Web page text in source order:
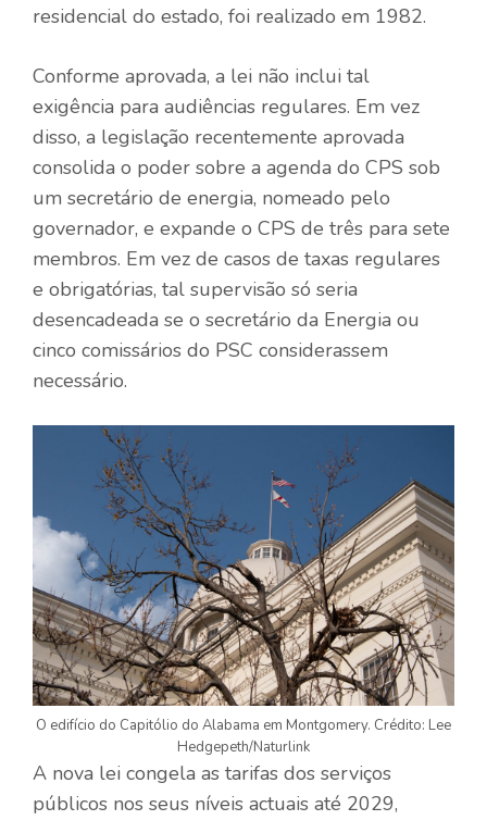
residencial do estado, foi realizado em 1982.
Conforme aprovada, a lei não inclui tal
exigência para audiências regulares. Em vez
disso, a legislação recentemente aprovada
consolida o poder sobre a agenda do CPS sob
um secretário de energia, nomeado pelo
governador, e expande o CPS de três para sete
membros. Em vez de casos de taxas regulares
e obrigatórias, tal supervisão só seria
desencadeada se o secretário da Energia ou
cinco comissários do PSC considerassem
necessário.
O edifício do Capitólio do Alabama em Montgomery. Crédito: Lee
Hedgepeth/Naturlink
A nova lei congela as tarifas dos serviços
públicos nos seus níveis actuais até 2029,